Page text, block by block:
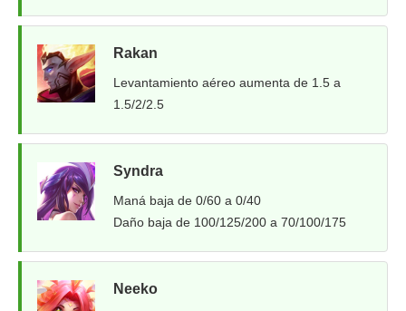
Rakan
Levantamiento aéreo aumenta de 1.5 a
1.5/2/2.5
Syndra
Maná baja de 0/60 a 0/40
Daño baja de 100/125/200 a 70/100/175
Neeko